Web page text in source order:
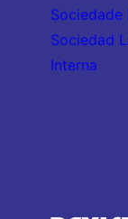
Sociedade
Sociedad
Interna